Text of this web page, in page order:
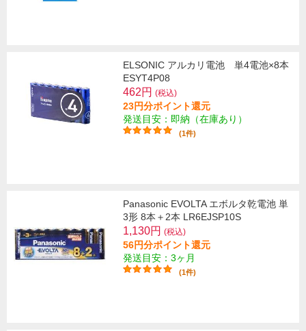
ELSONIC アルカリ電池 単4電池×8本
ESYT4P08
462円 (税込)
23円分ポイント還元
発送目安：即納（在庫あり）
(1件)
Panasonic EVOLTA エボルタ乾電池 単
3形 8本＋2本 LR6EJSP10S
1,130円 (税込)
56円分ポイント還元
発送目安：3ヶ月
(1件)